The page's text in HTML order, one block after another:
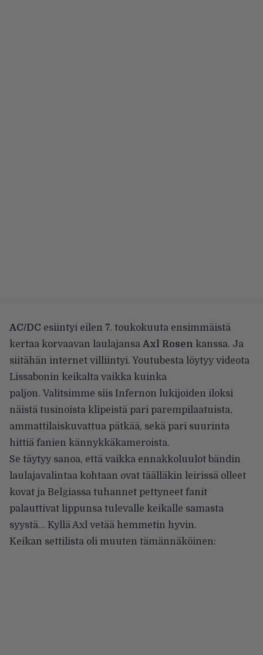
AC/DC esiintyi eilen 7. toukokuuta ensimmäistä
kertaa korvaavan laulajansa Axl Rosen kanssa. Ja
siitähän internet villiintyi. Youtubesta löytyy videota
Lissabonin keikalta vaikka kuinka
paljon. Valitsimme siis Infernon lukijoiden iloksi
näistä tusinoista klipeistä pari parempilaatuista,
ammattilaiskuvattua pätkää, sekä pari suurinta
hittiä fanien kännykkäkameroista.
Se täytyy sanoa, että vaikka ennakkoluulot bändin
laulajavalintaa kohtaan ovat täälläkin leirissä olleet
kovat ja Belgiassa tuhannet pettyneet fanit
palauttivat lippunsa tulevalle keikalle samasta
syystä… Kyllä Axl vetää hemmetin hyvin.
Keikan settilista oli muuten tämännäköinen: